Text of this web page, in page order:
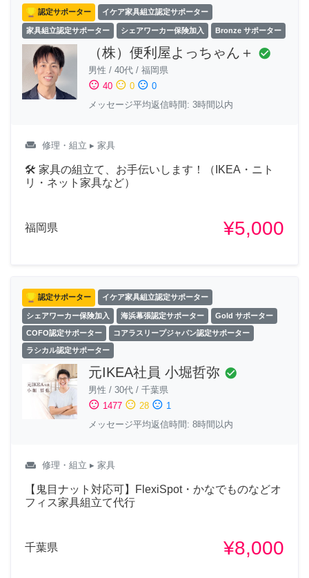
認定サポーター イケア家具組立認定サポーター
家具組立認定サポーター シェアワーカー保険加入 Bronze サポーター
（株）便利屋よっちゃん＋ check_circle
男性 / 40代 / 福岡県
sentiment_satisfied 40 sentiment_neutral 0 sentiment_dissatisfied 0
メッセージ平均返信時間: 3時間以内
weekend 修理・組立 ▸ 家具
🛠 家具の組立て、お手伝いします！（IKEA・ニト
リ・ネット家具など）
福岡県 ¥5,000
認定サポーター イケア家具組立認定サポーター
シェアワーカー保険加入 海浜幕張認定サポーター Gold サポーター
COFO認定サポーター コアラスリープジャパン認定サポーター
ラシカル認定サポーター
元IKEA社員 小堀哲弥 check_circle
男性 / 30代 / 千葉県
sentiment_satisfied 1477 sentiment_neutral 28 sentiment_dissatisfied 1
メッセージ平均返信時間: 8時間以内
weekend 修理・組立 ▸ 家具
【鬼目ナット対応可】FlexiSpot・かなでものなどオ
フィス家具組立て代行
千葉県 ¥8,000